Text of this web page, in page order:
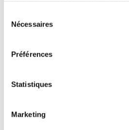
Nécessaires
Préférences
Statistiques
Marketing